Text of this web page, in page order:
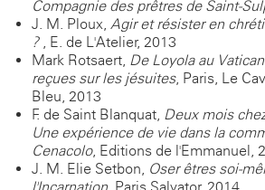
Compagnie des prêtres de Saint-
J. M. Ploux, Agir et résister en
?, E. de L'Atelier, 2013
Mark Rotsaert, De Loyola au
reçues sur les jésuites, Paris, Le
Bleu, 2013
F. de Saint Blanquat, Deux mois
Une expérience de vie dans la
Cenacolo, Editions de l'Emmanuel,
J. M. Elie Setbon, Oser êtres soi-